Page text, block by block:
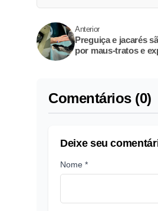
Anterior
Preguiça e jacarés
por maus-tratos e
Comentários (0)
Deixe seu
Nome *